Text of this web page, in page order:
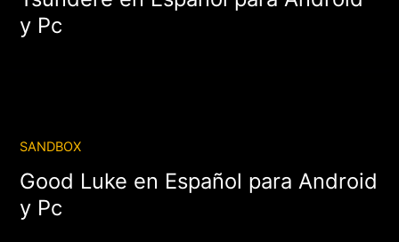
y Pc
SANDBOX
Good Luke en Español para Android
y Pc